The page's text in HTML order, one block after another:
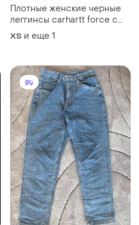
Плотные женские черные
леггинсы carhartt force с
карманами
ХS и еще 1